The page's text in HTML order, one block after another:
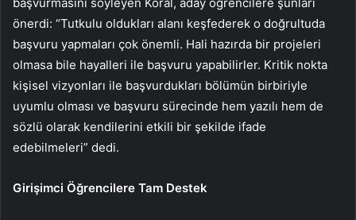
başvurmasını söyleyen Koral, aday öğrencilere şunları
önerdi: “Tutkulu oldukları alanı keşfederek o doğrultuda
başvuru yapmaları çok önemli. Hali hazırda bir projeleri
olmasa bile hayalleri ile başvuru yapabilirler. Kritik nokta
kişisel vizyonları ile başvurdukları bölümün birbiriyle
uyumlu olması ve başvuru sürecinde hem yazılı hem de
sözlü olarak kendilerini etkili bir şekilde ifade
edebilmeleri” dedi.
Girişimci Öğrencilere Tam Destek